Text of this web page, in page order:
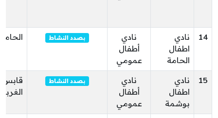
14
نادي
اطفال
الحامة
نادي
أطفال
عمومي
بصدد النشاط الحامة
15
نادي
اطفال
بوشمة
نادي
أطفال
عمومي
بصدد النشاط
قابس